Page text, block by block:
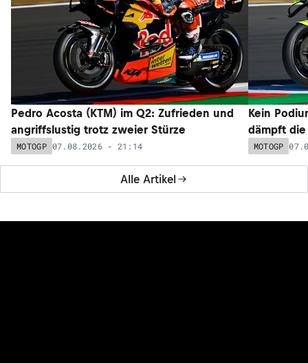
Alle Artikel
Pedro Acosta (KTM) im Q2: Zufrieden und
angriffslustig trotz zweier Stürze
MOTOGP 07.08.2026 - 21:14
Kein
dämpft
MOTOGP